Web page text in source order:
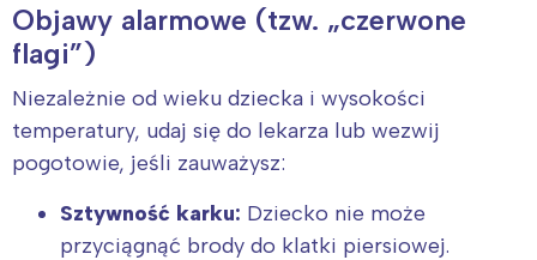
Objawy alarmowe (tzw. „czerwone
flagi”)
Niezależnie od wieku dziecka i wysokości
temperatury, udaj się do lekarza lub wezwij
pogotowie, jeśli zauważysz:
Sztywność karku: Dziecko nie może
przyciągnąć brody do klatki piersiowej.
Wybieram